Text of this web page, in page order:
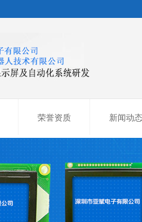
荣誉资质 新闻动态